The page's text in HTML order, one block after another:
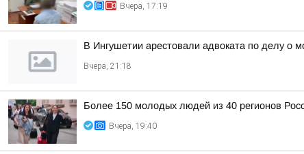
Вчера, 17:19
В Ингушетии арестовали адвоката по делу о
Вчера, 21:18
Более 150 молодых людей из 40 регионов
Вчера, 19:40